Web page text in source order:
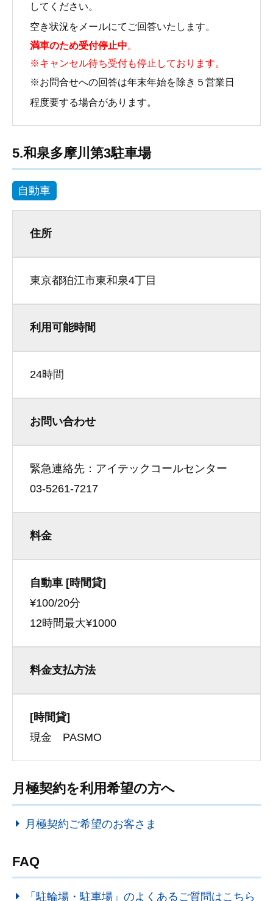
してください。
空き状況をメールにてご回答いたします。
満車のため受付停止中。
※キャンセル待ち受付も停止しております。
※お問合せへの回答は年末年始を除き５営業日
程度要する場合があります。
5.和泉多摩川第3駐車場
自動車
住所
東京都狛江市東和泉4丁目
利用可能時間
24時間
お問い合わせ
緊急連絡先：アイテックコールセンター
03-5261-7217
料金
自動車 [時間貸]
¥100/20分
12時間最大¥1000
料金支払方法
[時間貸]
現金 PASMO
月極契約を利用希望の方へ
月極契約ご希望のお客さま
FAQ
「駐輪場・駐車場」のよくあるご質問はこちら